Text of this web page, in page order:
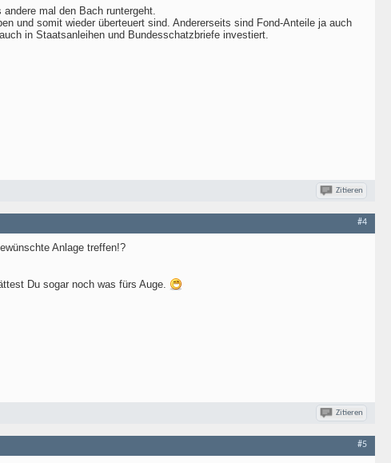
mal den Bach runtergeht.
und somit wieder überteuert sind. Andererseits sind Fond-Anteile ja auch
in Staatsanleihen und Bundesschatzbriefe investiert.
Zitieren
#4
Anlage treffen!?
Du sogar noch was fürs Auge.
Zitieren
#5